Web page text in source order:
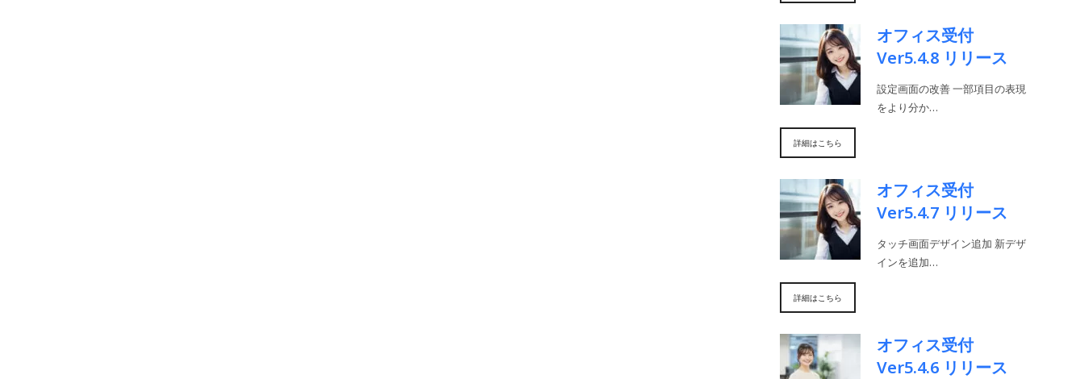
オフィス受付
Ver5.4.8 リリース
設定画面の改善 一部項目の表現
をより分か…
詳細はこちら
オフィス受付
Ver5.4.7 リリース
タッチ画面デザイン追加 新デザ
インを追加…
詳細はこちら
オフィス受付
Ver5.4.6 リリース